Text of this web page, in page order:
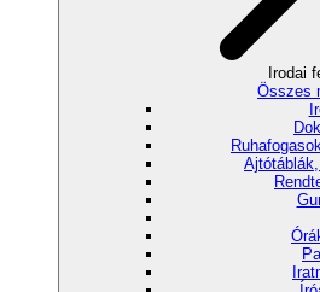
Irodai
Összes